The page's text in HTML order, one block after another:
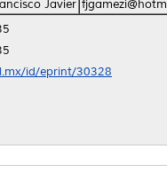
Javier
id/eprint/30328